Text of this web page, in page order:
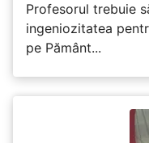
Profesorul trebuie
ingeniozitatea
pe Pământ...